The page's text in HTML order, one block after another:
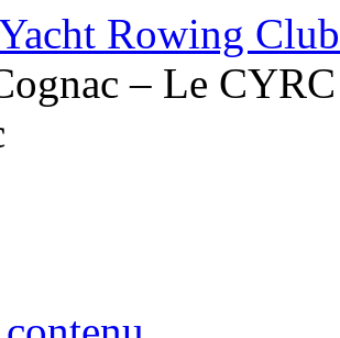
Rowing Club
– Le CYRC